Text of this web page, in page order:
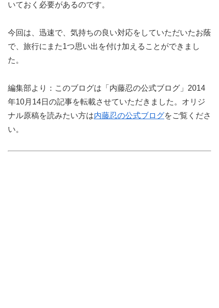
いておく必要があるのです。
今回は、迅速で、気持ちの良い対応をしていただいたお蔭
で、旅行にまた1つ思い出を付け加えることができまし
た。
編集部より：このブログは「内藤忍の公式ブログ」2014
年10月14日の記事を転載させていただきました。オリジ
ナル原稿を読みたい方は内藤忍の公式ブログをご覧くださ
い。